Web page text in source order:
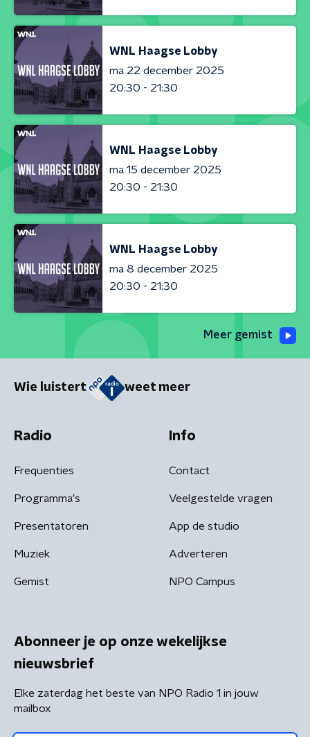
WNL Haagse Lobby
ma 22 december 2025
20:30 - 21:30
WNL Haagse Lobby
ma 15 december 2025
20:30 - 21:30
WNL Haagse Lobby
ma 8 december 2025
20:30 - 21:30
Meer gemist
Wie luistert weet meer
Radio
Frequenties
Programma's
Presentatoren
Muziek
Gemist
Info
Contact
Veelgestelde vragen
App de studio
Adverteren
NPO Campus
Abonneer je op onze wekelijkse
nieuwsbrief
Elke zaterdag het beste van NPO Radio 1 in jouw
mailbox